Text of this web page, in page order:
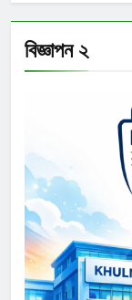
বিজ্ঞাপন ২